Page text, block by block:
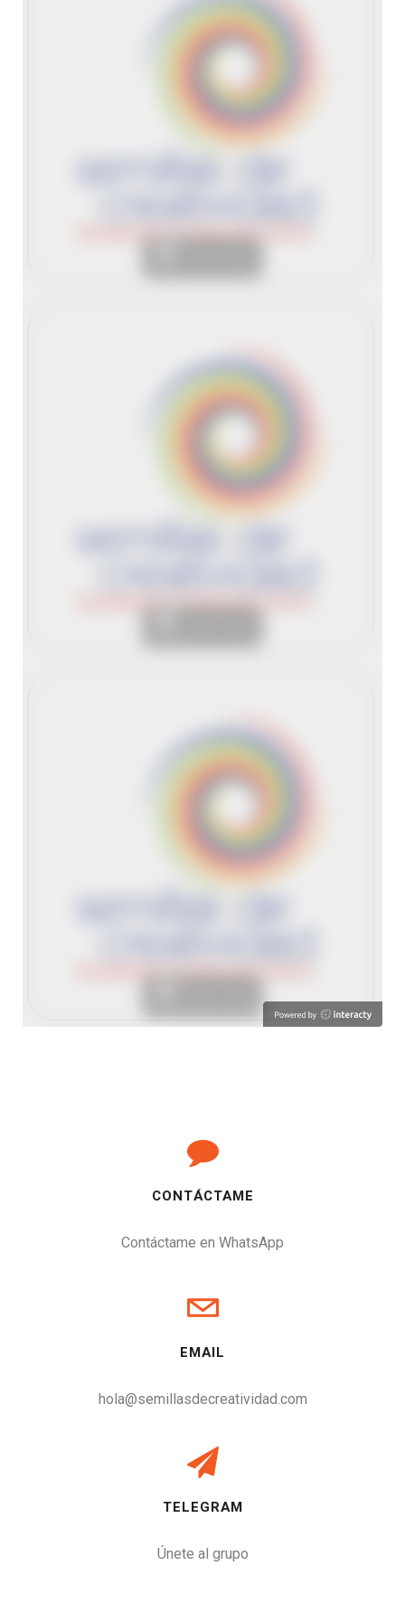
CONTÁCTAME
Contáctame en WhatsApp
EMAIL
hola@semillasdecreatividad.com
TELEGRAM
Únete al grupo